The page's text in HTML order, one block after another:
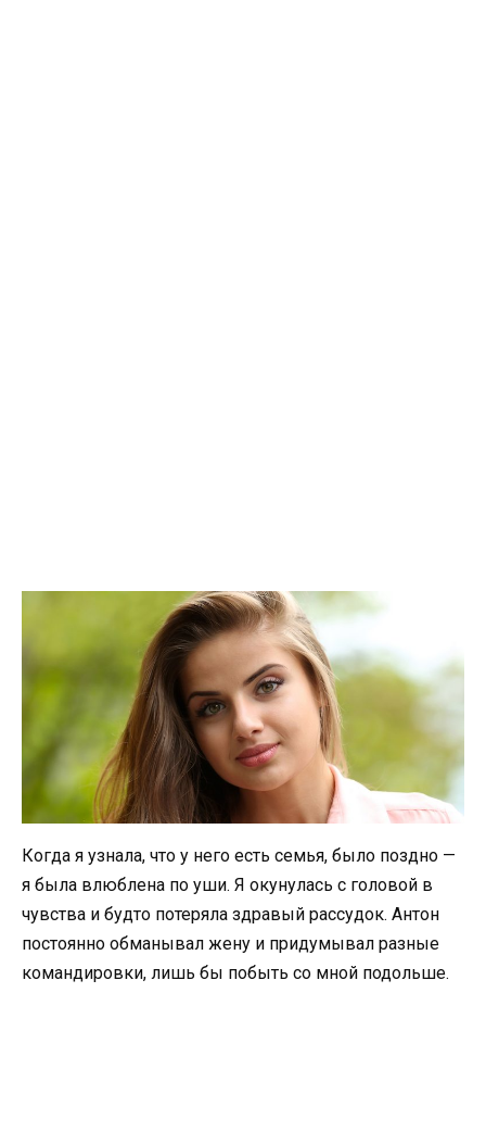
Когда я узнала, что у него есть семья, было поздно —
я была влюблена по уши. Я окунулась с головой в
чувства и будто потеряла здравый рассудок. Антон
постоянно обманывал жену и придумывал разные
командировки, лишь бы побыть со мной подольше.